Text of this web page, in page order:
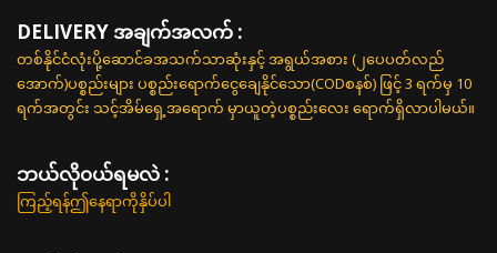
DELIVERY အချက်အလက် :
တစ်နိုင်ငံလုံးပို့ဆောင်ခအသက်သာဆုံးနှင့် အရွယ်အစား (၂ပေပတ်လည်
အောက်)ပစ္စည်းများ ပစ္စည်းရောက်ငွေချေနိုင်သော(CODစနစ်) ဖြင့် 3 ရက်မှ 10
ရက်အတွင်း သင့်အိမ်ရှေ့အရောက် မှာယူတဲ့ပစ္စည်းလေး ရောက်ရှိလာပါမယ်။
ဘယ်လို၀ယ်ရမလဲ :
ကြည့်ရန်ဤနေရာကိုနှိပ်ပါ